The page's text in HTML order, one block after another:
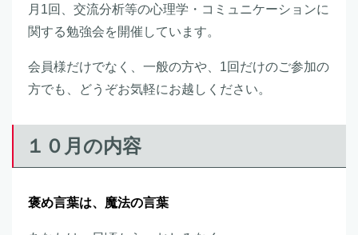
月1回、交流分析等の心理学・コミュニケーションに
関する勉強会を開催しています。
会員様だけでなく、一般の方や、1回だけのご参加の
方でも、どうぞお気軽にお越しください。
１０月の内容
褒め言葉は、魔法の言葉